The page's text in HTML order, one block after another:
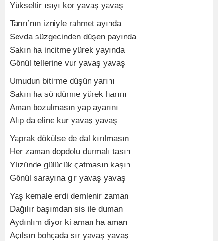
Yükseltir ısıyı kor yavaş yavaş
Tanrı’nın izniyle rahmet ayında
Sevda süzgecinden düşen payında
Sakın ha incitme yürek yayında
Gönül tellerine vur yavaş yavaş
Umudun bitirme düşün yarını
Sakın ha söndürme yürek harını
Aman bozulmasın yap ayarını
Alıp da eline kur yavaş yavaş
Yaprak dökülse de dal kırılmasın
Her zaman dopdolu durmalı tasın
Yüzünde gülücük çatmasın kaşın
Gönül sarayına gir yavaş yavaş
Yaş kemale erdi demlenir zaman
Dağılır başımdan sis ile duman
Aydınlım diyor ki aman ha aman
Açılsın bohçada sır yavaş yavaş